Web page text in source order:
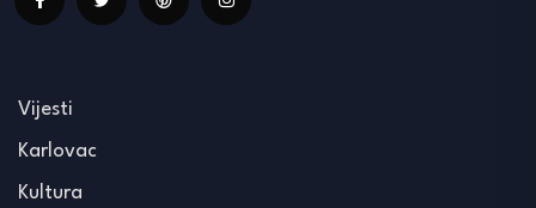
Vijesti
Karlovac
Kultura